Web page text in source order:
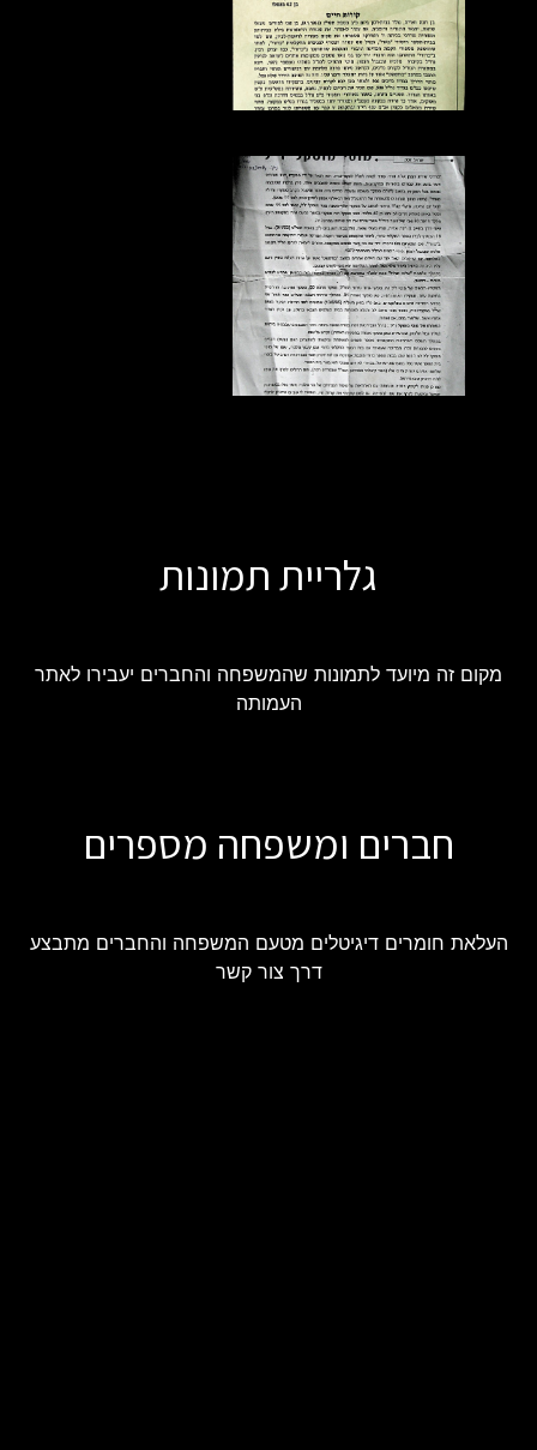
גלריית תמונות
מקום זה מיועד לתמונות שהמשפחה והחברים יעבירו לאתר
העמותה
חברים ומשפחה מספרים
העלאת חומרים דיגיטלים מטעם המשפחה והחברים מתבצע
דרך צור קשר